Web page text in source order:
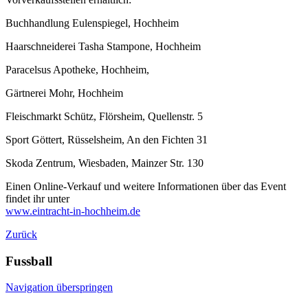
Buchhandlung Eulenspiegel, Hochheim
Haarschneiderei Tasha Stampone, Hochheim
Paracelsus Apotheke, Hochheim,
Gärtnerei Mohr, Hochheim
Fleischmarkt Schütz, Flörsheim, Quellenstr. 5
Sport Göttert, Rüsselsheim, An den Fichten 31
Skoda Zentrum, Wiesbaden, Mainzer Str. 130
Einen Online-Verkauf und weitere Informationen über das Event
findet ihr unter
www.eintracht-in-hochheim.de
Zurück
Fussball
Navigation überspringen